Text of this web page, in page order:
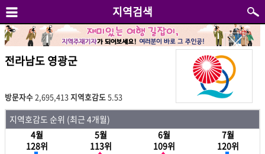
지역검색
전라남도 영광군
방문자수2,695,413지역호감도 5.53
지역호감도 순위 (최근 4개월)
4월
128위
5월
113위
6월
109위
7월
120위